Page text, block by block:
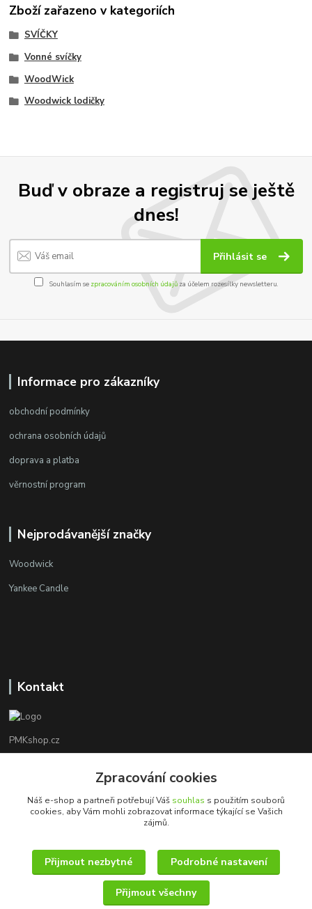
Zboží zařazeno v kategoriích
SVÍČKY
Vonné svíčky
WoodWick
Woodwick lodičky
Buď v obraze a registruj se ještě
dnes!
Přihlásit se
Souhlasím se zpracováním osobních údajůza účelem rozesílky newsletteru.
Informace pro zákazníky
obchodní podmínky
ochrana osobních údajů
doprava a platba
věrnostní program
Nejprodávanější značky
Woodwick
Yankee Candle
Kontakt
PMKshop.cz
+420 728 830 042
info@pmkshop.cz
Zpracování cookies
Náš e-shop a partneři potřebují Váš souhlas s použitím souborů
cookies, aby Vám mohli zobrazovat informace týkající se Vašich
zájmů.
Přijmout nezbytné Podrobné nastavení
Přijmout všechny